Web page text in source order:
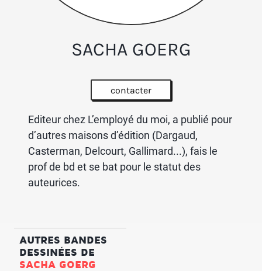
SACHA GOERG
contacter
Editeur chez L’employé du moi, a publié pour
d’autres maisons d’édition (Dargaud,
Casterman, Delcourt, Gallimard...), fais le
prof de bd et se bat pour le statut des
auteurices.
AUTRES BANDES
DESSINÉES DE
SACHA GOERG